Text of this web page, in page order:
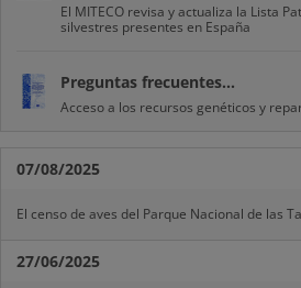
El MITECO revisa y actualiza la Lista
silvestres presentes en España
Preguntas frecuentes...
Acceso a los recursos genéticos y
07/08/2025
El censo de aves del Parque Nacional de las
27/06/2025